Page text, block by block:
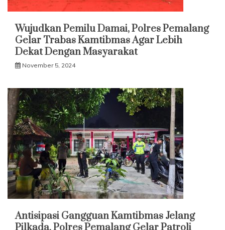
Wujudkan Pemilu Damai, Polres Pemalang
Gelar Trabas Kamtibmas Agar Lebih
Dekat Dengan Masyarakat
November 5, 2024
Antisipasi Gangguan Kamtibmas Jelang